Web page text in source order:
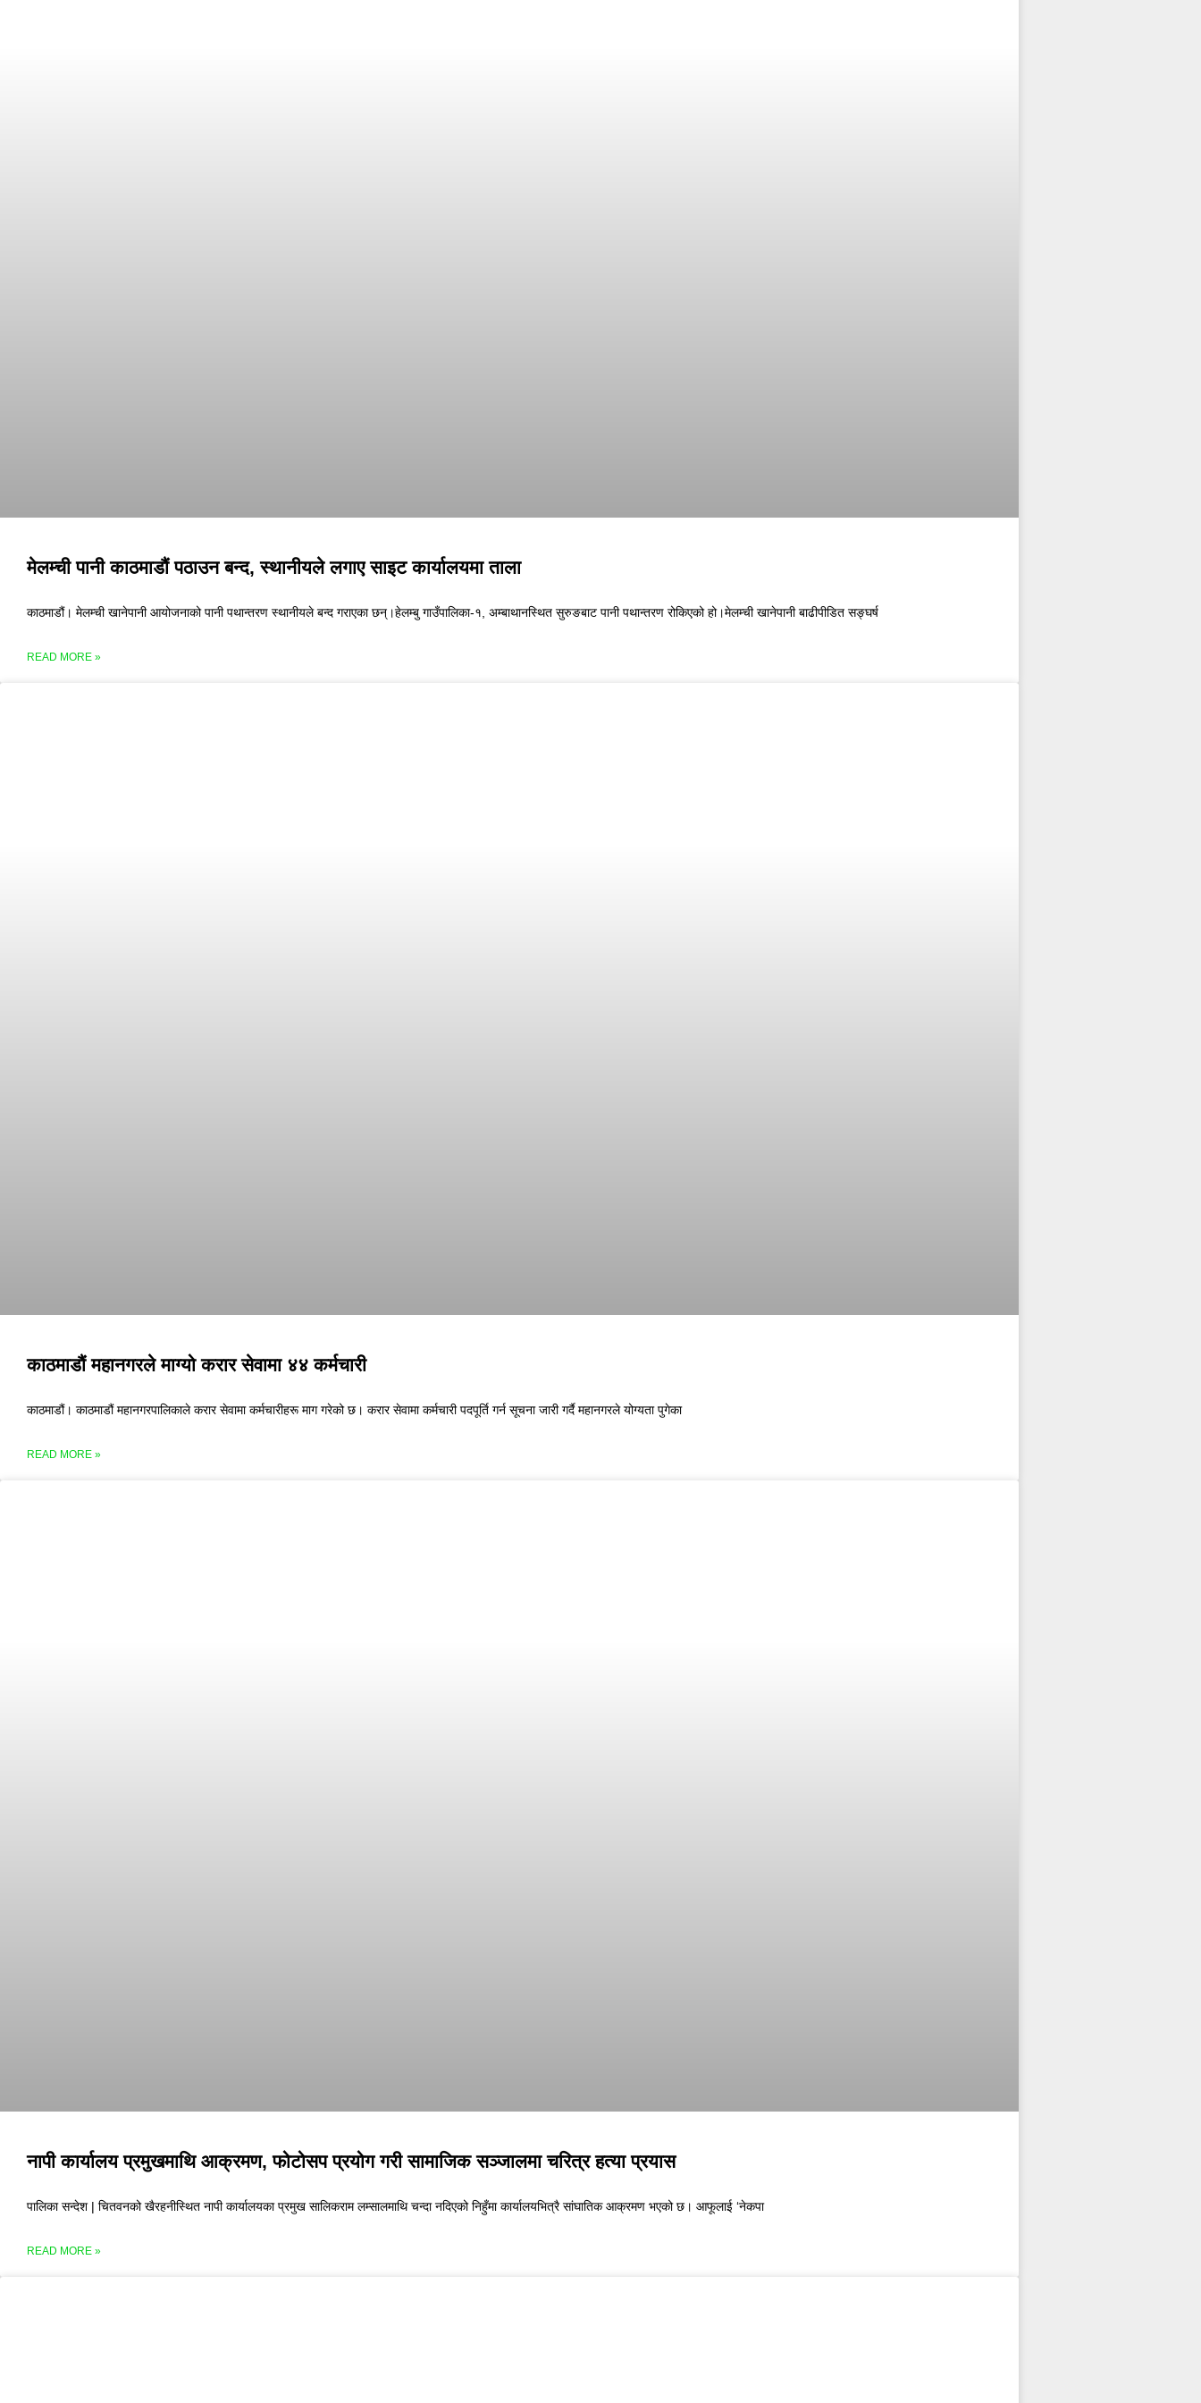
मेलम्ची पानी काठमाडौं पठाउन बन्द, स्थानीयले लगाए साइट कार्यालयमा ताला
काठमाडौं। मेलम्ची खानेपानी आयोजनाको पानी पथान्तरण स्थानीयले बन्द गराएका छन्।हेलम्बु गाउँपालिका-१, अम्बाथानस्थित सुरुङबाट पानी पथान्तरण रोकिएको हो।मेलम्ची खानेपानी बाढीपीडित सङ्घर्ष
READ MORE »
काठमाडौं महानगरले माग्यो करार सेवामा ४४ कर्मचारी
काठमाडौं। काठमाडौं महानगरपालिकाले करार सेवामा कर्मचारीहरू माग गरेको छ। करार सेवामा कर्मचारी पदपूर्ति गर्न सूचना जारी गर्दै महानगरले योग्यता पुगेका
READ MORE »
नापी कार्यालय प्रमुखमाथि आक्रमण, फोटोसप प्रयोग गरी सामाजिक सञ्जालमा चरित्र हत्या प्रयास
पालिका सन्देश | चितवनको खैरहनीस्थित नापी कार्यालयका प्रमुख सालिकराम लम्सालमाथि चन्दा नदिएको निहुँमा कार्यालयभित्रै सांघातिक आक्रमण भएको छ। आफूलाई ‘नेकपा
READ MORE »